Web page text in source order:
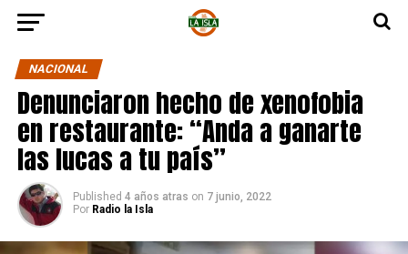
NACIONAL
Denunciaron hecho de xenofobia
en restaurante: “Anda a ganarte
las lucas a tu país”
Published 4 años atras on 7 junio, 2022
Por Radio la Isla